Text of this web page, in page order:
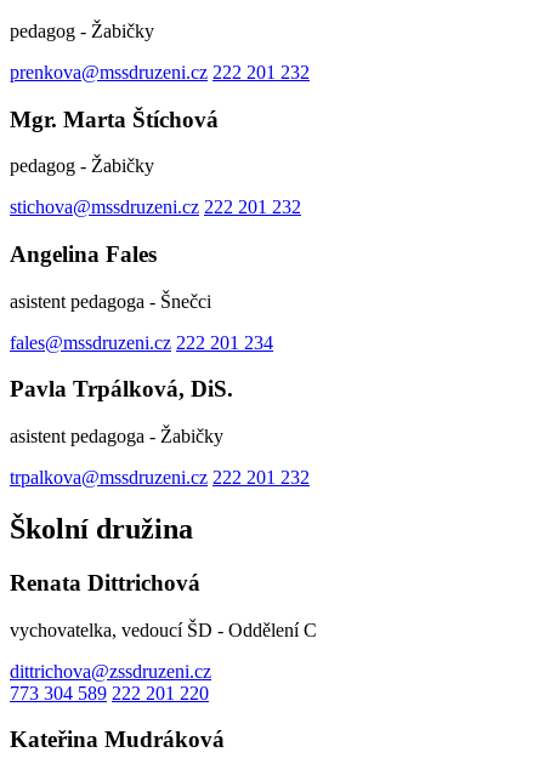
pedagog - Žabičky
prenkova@mssdruzeni.cz 222 201 232
Mgr. Marta Štíchová
pedagog - Žabičky
stichova@mssdruzeni.cz 222 201 232
Angelina Fales
asistent pedagoga - Šnečci
fales@mssdruzeni.cz 222 201 234
Pavla Trpálková, DiS.
asistent pedagoga - Žabičky
trpalkova@mssdruzeni.cz 222 201 232
Školní družina
Renata Dittrichová
vychovatelka, vedoucí ŠD - Oddělení C
dittrichova@zssdruzeni.cz
773 304 589 222 201 220
Kateřina Mudráková